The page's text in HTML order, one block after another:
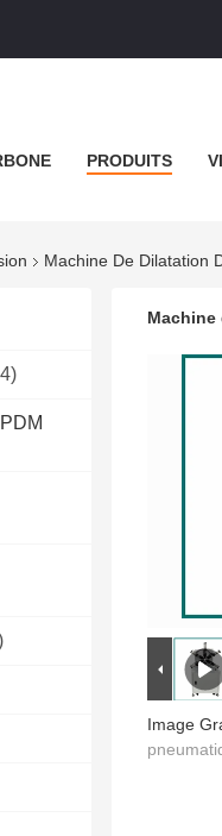
PRODUITS
Machine De Dilatation
Image